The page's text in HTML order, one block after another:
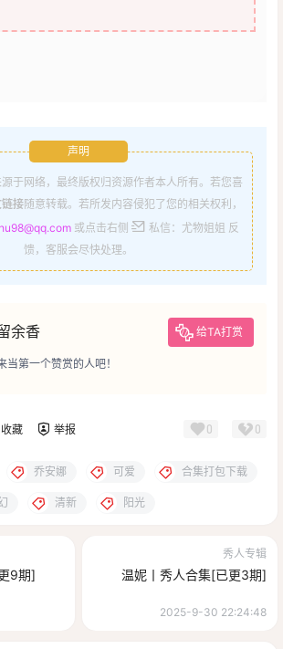
声明
于网络，最终版权归资源作者本人所有。若您喜
链接随意转载。若所发内容侵犯了您的相关权利，
或点击右侧
私信：尤物姐姐 反
馈，客服会尽快处理。
余香 给TA打赏
第一个赞赏的人吧！
收藏 举报 0 0
乔安娜 可爱 合集打包下载
清新 阳光
9期]
秀人专辑
温妮丨秀人合集[已更3期]
2025-9-30 22:24:48